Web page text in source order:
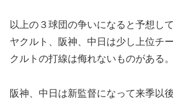
以上の３球団の争いになると予想して
ヤクルト、阪神、中日は少し上位チ
クルトの打線は侮れないものがある。
阪神、中日は新監督になって来季以